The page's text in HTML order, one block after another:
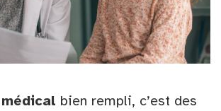
bien rempli, c’est des